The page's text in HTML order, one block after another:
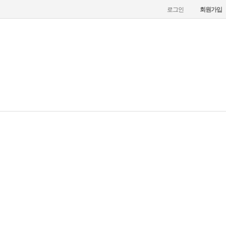
로그인 회원가입